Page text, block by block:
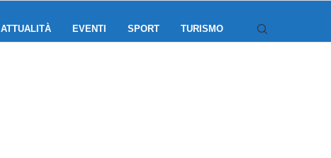
ATTUALITÀ EVENTI SPORT TURISMO